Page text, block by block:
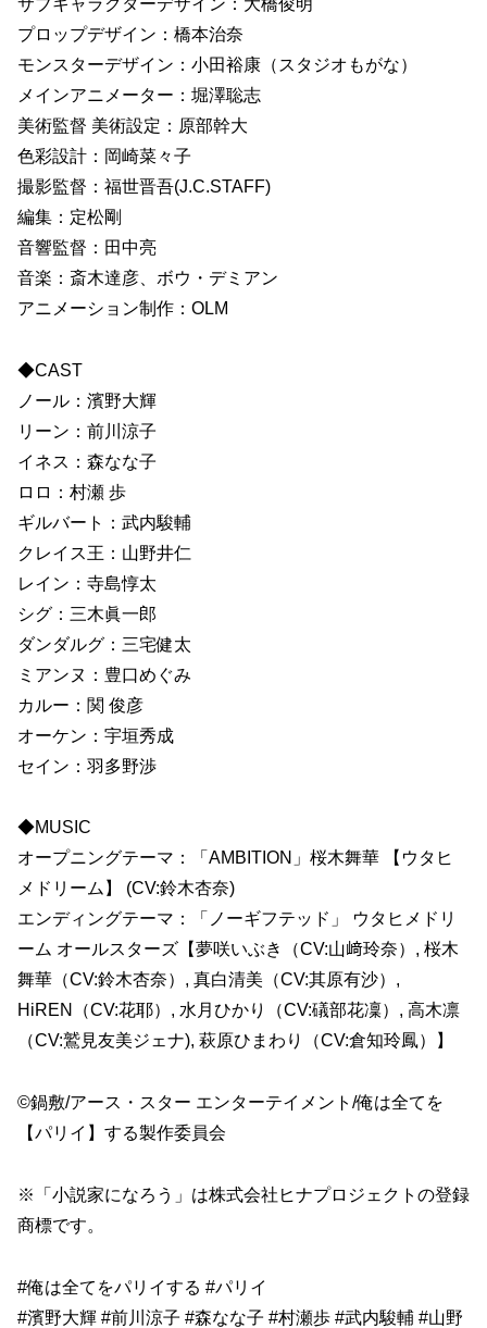
プロップデザイン：橋本治奈
モンスターデザイン：小田裕康（スタジオもがな）
メインアニメーター：堀澤聡志
美術監督 美術設定：原部幹大
色彩設計：岡崎菜々子
撮影監督：福世晋吾(J.C.STAFF)
編集：定松剛
音響監督：田中亮
音楽：斎木達彦、ボウ・デミアン
アニメーション制作：OLM
◆CAST
ノール：濱野大輝
リーン：前川涼子
イネス：森なな子
ロロ：村瀬 歩
ギルバート：武内駿輔
クレイス王：山野井仁
レイン：寺島惇太
シグ：三木眞一郎
ダンダルグ：三宅健太
ミアンヌ：豊口めぐみ
カルー：関 俊彦
オーケン：宇垣秀成
セイン：羽多野渉
◆MUSIC
オープニングテーマ：「AMBITION」桜木舞華 【ウタヒ
メドリーム】 (CV:鈴木杏奈)
エンディングテーマ：「ノーギフテッド」 ウタヒメドリ
ーム オールスターズ【夢咲いぶき（CV:山﨑玲奈）, 桜木
舞華（CV:鈴木杏奈）, 真白清美（CV:其原有沙）,
HiREN（CV:花耶）, 水月ひかり（CV:礒部花凜）, 高木凛
（CV:鷲見友美ジェナ), 萩原ひまわり（CV:倉知玲鳳）】
©鍋敷/アース・スター エンターテイメント/俺は全てを
【パリイ】する製作委員会
※「小説家になろう」は株式会社ヒナプロジェクトの登録
商標です。
#俺は全てをパリイする #パリイ
#濱野大輝 #前川涼子 #森なな子 #村瀬歩 #武内駿輔 #山野